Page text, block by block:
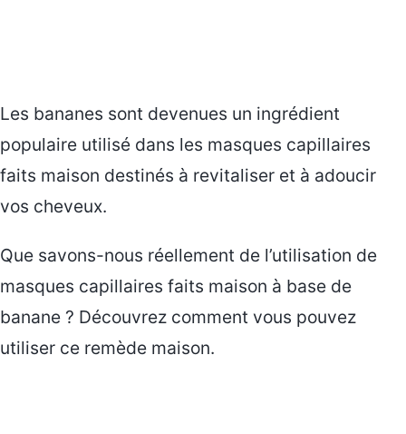
Les bananes sont devenues un ingrédient
populaire utilisé dans les masques capillaires
faits maison destinés à revitaliser et à adoucir
vos cheveux.
Que savons-nous réellement de l’utilisation de
masques capillaires faits maison à base de
banane ? Découvrez comment vous pouvez
utiliser ce remède maison.